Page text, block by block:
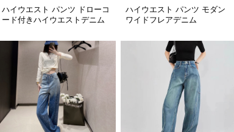
ハイウエスト パンツ ドローコ
ード付きハイウエストデニム
ハイウエスト パンツ モダン
ワイドフレアデニム